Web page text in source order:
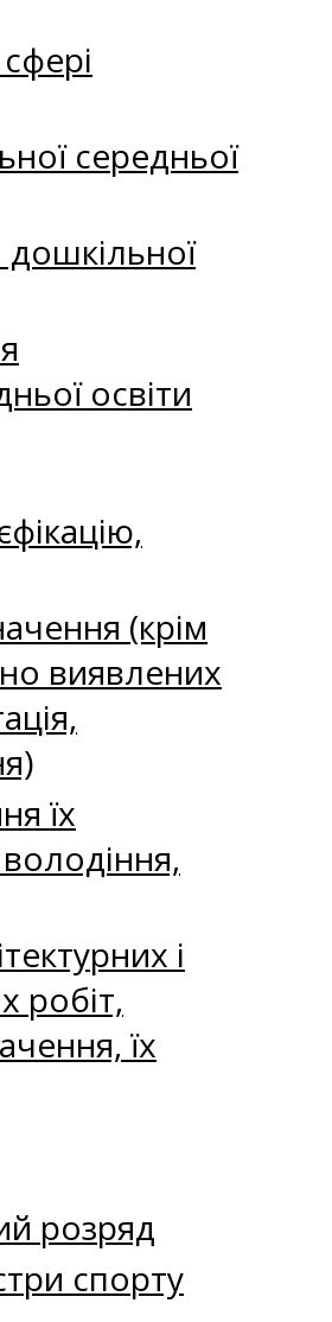
середньої
дошкільної
освіти
(крім
виявлених
їх
і
робіт,
їх
розряд
спорту